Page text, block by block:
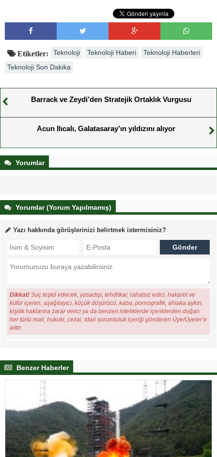
Etiketler: Teknoloji Teknoloji Haberi
Teknoloji Haberleri
Teknoloji Son Dakika
Barrack ve Zeydi’den Stratejik Ortaklık Vurgusu
Acun Ilıcalı, Galatasaray’ın yıldızını alıyor
Yorumlar
Yorumlar (Yorum Yapılmamış)
Yazı hakkında görüşlerinizi belirtmek istermisiniz?
Dikkat! Suç teşkil edecek, yasadışı, tehditkar, rahatsız edici, hakaret ve
küfür içeren, aşağılayıcı, küçük düşürücü, kaba, pornografik, ahlaka aykırı,
kişilik haklarına zarar verici ya da benzeri niteliklerde içeriklerden doğan
her türlü mali, hukuki, cezai, idari sorumluluk içeriği gönderen Üye/Üyeler’e
aittir.
Benzer Haberler